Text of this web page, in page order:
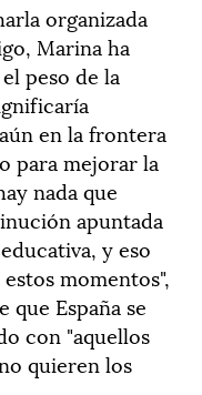
organizada
Marina ha
peso de la
en la frontera
para mejorar la
nada que
apuntada
y eso
momentos",
España se
con "aquellos
quieren los